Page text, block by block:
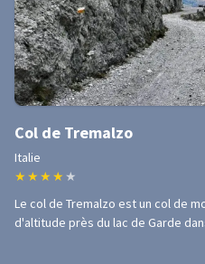
Col de Tremalzo
Italie
★ ★ ★ ★ ★
Le col de Tremalzo est un col de
d'altitude près du lac de Garde